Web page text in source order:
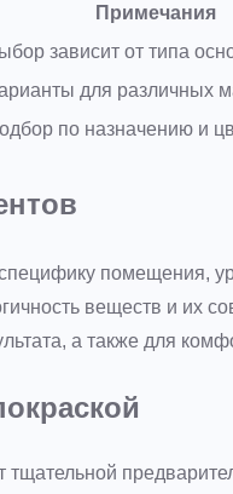
Примечания
зависит от типа
для различных
по назначению и
помещения,
веществ и их
а также для
тщательной